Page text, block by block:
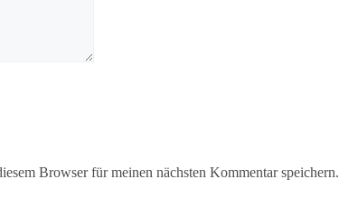
Browser für meinen nächsten Kommentar speichern.